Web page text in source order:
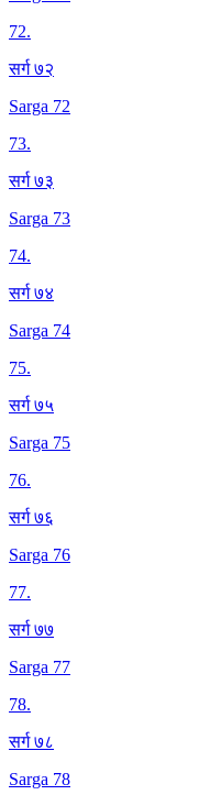
72.
सर्ग ७२
Sarga 72
73.
सर्ग ७३
Sarga 73
74.
सर्ग ७४
Sarga 74
75.
सर्ग ७५
Sarga 75
76.
सर्ग ७६
Sarga 76
77.
सर्ग ७७
Sarga 77
78.
सर्ग ७८
Sarga 78